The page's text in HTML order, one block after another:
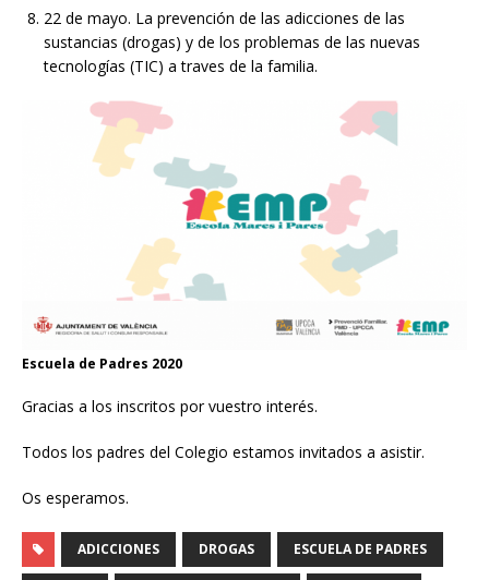
22 de mayo. La prevención de las adicciones de las
sustancias (drogas) y de los problemas de las nuevas
tecnologías (TIC) a traves de la familia.
Escuela de Padres 2020
Gracias a los inscritos por vuestro interés.
Todos los padres del Colegio estamos invitados a asistir.
Os esperamos.
ADICCIONES DROGAS ESCUELA DE PADRES